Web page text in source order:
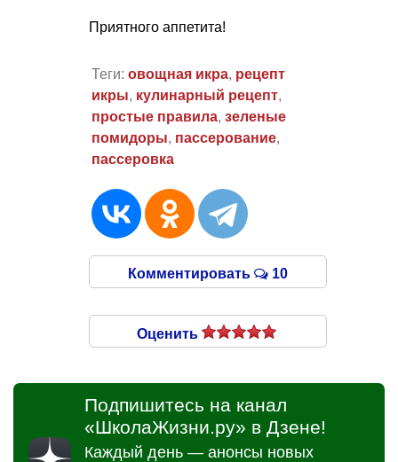
Приятного аппетита!
Теги: овощная икра, рецепт
икры, кулинарный рецепт,
простые правила, зеленые
помидоры, пассерование,
пассеровка
Комментировать 10
Оценить
Подпишитесь на канал
«ШколаЖизни.ру» в Дзене!
Каждый день — анонсы новых